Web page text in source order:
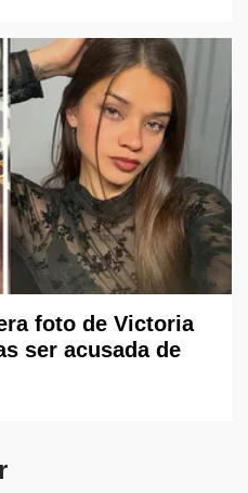
foto de Victoria
ser acusada de